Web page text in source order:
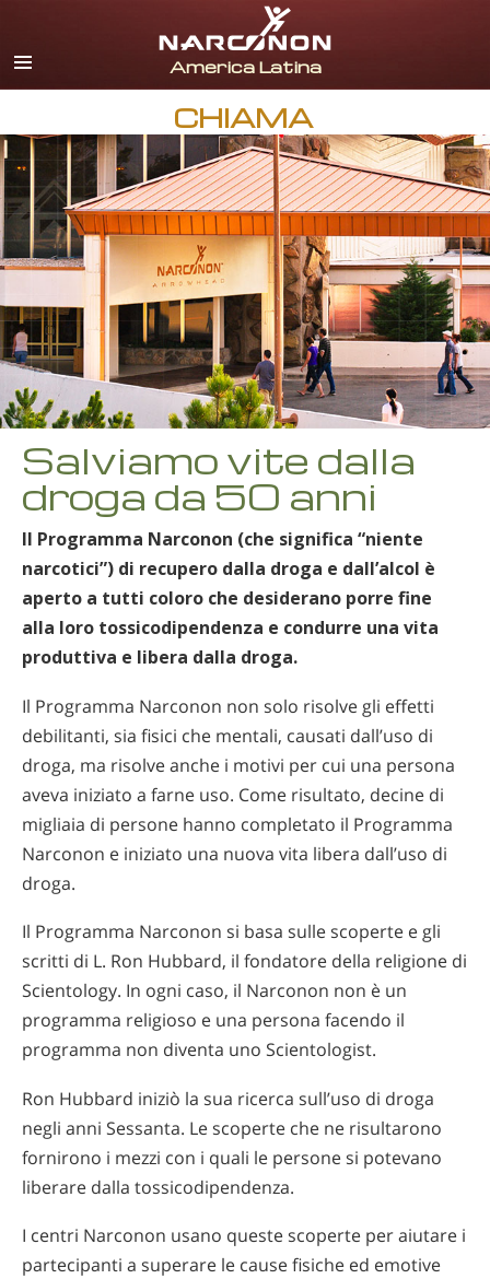
spagnolo
inglese
italiano
francese
olandese
tedesco
croato
Tutte le zone/lingue
CHIAMA
Salviamo vite dalla
droga da 50 anni
Il Programma Narconon (che significa “niente
narcotici”) di recupero dalla droga e dall’alcol è
aperto a tutti coloro che desiderano porre fine
alla loro tossicodipendenza e condurre una vita
produttiva e libera dalla droga.
Il Programma Narconon non solo risolve gli effetti
debilitanti, sia fisici che mentali, causati dall’uso di
droga, ma risolve anche i motivi per cui una persona
aveva iniziato a farne uso. Come risultato, decine di
migliaia di persone hanno completato il Programma
Narconon e iniziato una nuova vita libera dall’uso di
droga.
Il Programma Narconon si basa sulle scoperte e gli
scritti di L. Ron Hubbard, il fondatore della religione di
Scientology. In ogni caso, il Narconon non è un
programma religioso e una persona facendo il
programma non diventa uno Scientologist.
Ron Hubbard iniziò la sua ricerca sull’uso di droga
negli anni Sessanta. Le scoperte che ne risultarono
fornirono i mezzi con i quali le persone si potevano
liberare dalla tossicodipendenza.
I centri Narconon usano queste scoperte per aiutare i
partecipanti a superare le cause fisiche ed emotive